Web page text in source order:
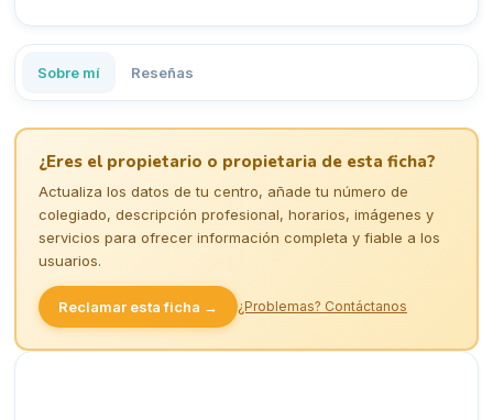
Sobre mí Reseñas
¿Eres el propietario o propietaria de esta ficha?
Actualiza los datos de tu centro, añade tu número de
colegiado, descripción profesional, horarios, imágenes y
servicios para ofrecer información completa y fiable a los
usuarios.
Reclamar esta ficha → ¿Problemas? Contáctanos